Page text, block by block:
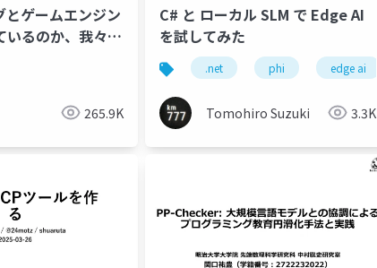
とゲームエンジン
いるのか、我々は
265.9K
C# と ローカル SLM で Edge AI
を試してみた
.net phi edge ai
Tomohiro Suzuki 3.3K